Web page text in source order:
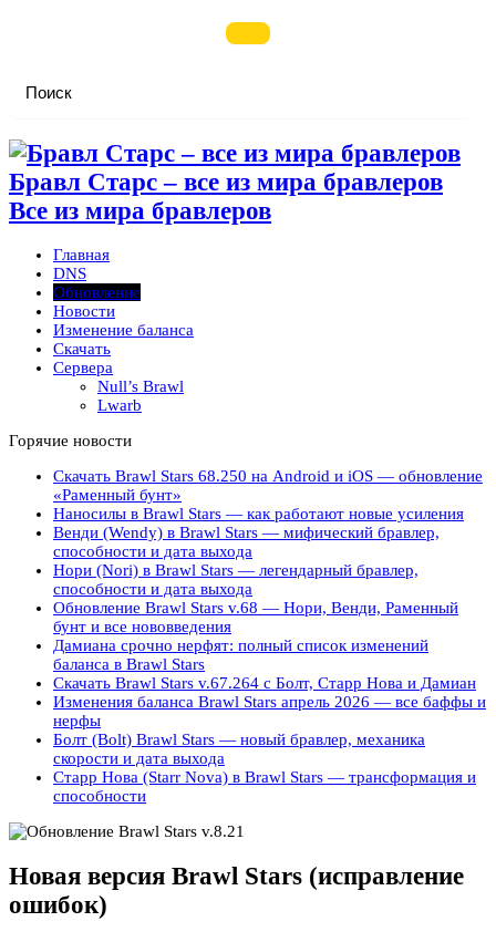
Бравл Старс – все из мира бравлеров
Все из мира бравлеров
Главная
DNS
Обновление
Новости
Изменение баланса
Скачать
Сервера
Null’s Brawl
Lwarb
Горячие новости
Скачать Brawl Stars 68.250 на Android и iOS — обновление
«Раменный бунт»
Наносилы в Brawl Stars — как работают новые усиления
Венди (Wendy) в Brawl Stars — мифический бравлер,
способности и дата выхода
Нори (Nori) в Brawl Stars — легендарный бравлер,
способности и дата выхода
Обновление Brawl Stars v.68 — Нори, Венди, Раменный
бунт и все нововведения
Дамиана срочно нерфят: полный список изменений
баланса в Brawl Stars
Скачать Brawl Stars v.67.264 с Болт, Старр Нова и Дамиан
Изменения баланса Brawl Stars апрель 2026 — все баффы и
нерфы
Болт (Bolt) Brawl Stars — новый бравлер, механика
скорости и дата выхода
Старр Нова (Starr Nova) в Brawl Stars — трансформация и
способности
Новая версия Brawl Stars (исправление
ошибок)